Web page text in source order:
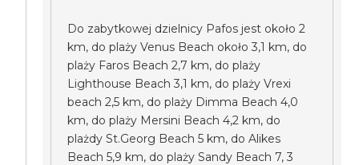
Do zabytkowej dzielnicy Pafos jest około 2
km, do plaży Venus Beach około 3,1 km, do
plaży Faros Beach 2,7 km, do plaży
Lighthouse Beach 3,1 km, do plaży Vrexi
beach 2,5 km, do plaży Dimma Beach 4,0
km, do plaży Mersini Beach 4,2 km, do
plażdy St.Georg Beach 5 km, do Alikes
Beach 5,9 km, do plaży Sandy Beach 7, 3